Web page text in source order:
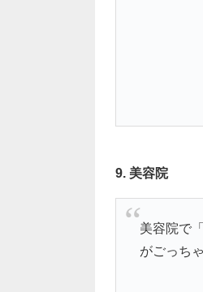
9. 美容院
美容院で
がごっち